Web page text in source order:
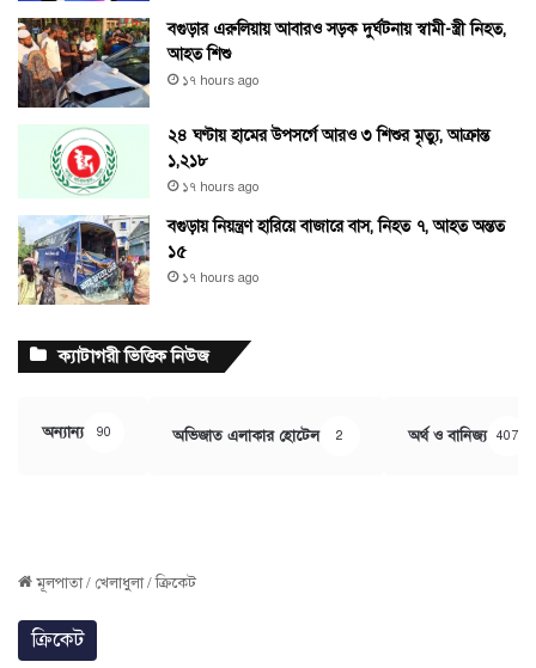
বগুড়ার এরুলিয়ায় আবারও সড়ক দুর্ঘটনায় স্বামী-স্ত্রী নিহত,
আহত শিশু
১৭ hours ago
২৪ ঘণ্টায় হামের উপসর্গে আরও ৩ শিশুর মৃত্যু, আক্রান্ত
১,২১৮
১৭ hours ago
বগুড়ায় নিয়ন্ত্রণ হারিয়ে বাজারে বাস, নিহত ৭, আহত অন্তত
১৫
১৭ hours ago
ক্যাটাগরী ভিত্তিক নিউজ
অন্যান্য 90 অভিজাত এলাকার হোটেল 2 অর্থ ও বানিজ্য 407